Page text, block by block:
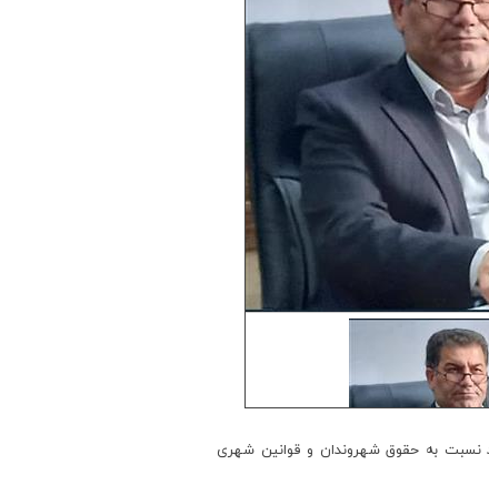
نسبت به حقوق شهروندان و قوانین شهری